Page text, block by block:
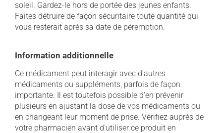
soleil. Gardez-le hors de portée des jeunes enfants.
Faites détruire de façon sécuritaire toute quantité qui
vous resterait après sa date de péremption.
Information additionnelle
Ce médicament peut interagir avec d'autres
médicaments ou suppléments, parfois de façon
importante. Il est toutefois possible d'en prévenir
plusieurs en ajustant la dose de vos médicaments ou
en changeant leur moment de prise. Vérifiez auprès de
votre pharmacien avant d'utiliser ce produit en